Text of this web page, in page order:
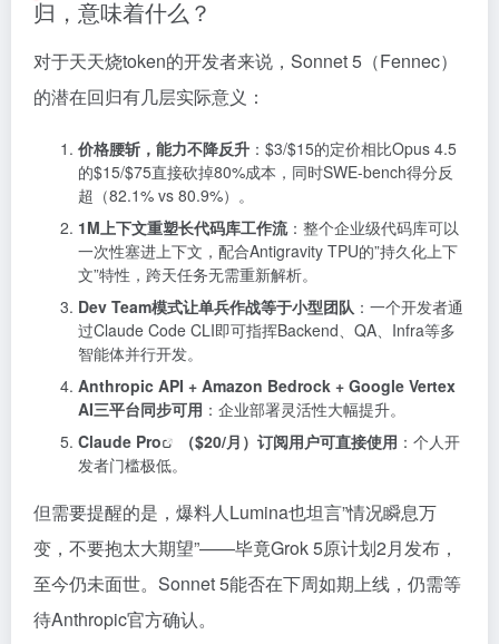
归，意味着什么？
对于天天烧token的开发者来说，Sonnet 5（Fennec）
的潜在回归有几层实际意义：
价格腰斩，能力不降反升 ： $3/$15的定价相比Opus 4.5
的$15/$75直接砍掉80%成本，同时SWE-bench得分反
超（82.1% vs 80.9%）。
1M上下文重塑长代码库工作流：整个企业级代码库可以
一次性塞进上下文，配合Antigravity TPU的”持久化上下
文”特性，跨天任务无需重新解析。
Dev Team模式让单兵作战等于小型团队 ：一个开发者通
过Claude Code CLI即可指挥Backend、QA、Infra等多
智能体并行开发。
Anthropic API + Amazon Bedrock + Google Vertex
AI三平台同步可用 ：企业部署灵活性大幅提升。
Claude Pro
（$20/月）订阅用户可直接使用 ：个人开
发者门槛极低。
但需要提醒的是，爆料人Lumina也坦言”情况瞬息万
变，不要抱太大期望”——毕竟Grok 5原计划2月发布，
至今仍未面世。Sonnet 5能否在下周如期上线，仍需等
待Anthropic官方确认。